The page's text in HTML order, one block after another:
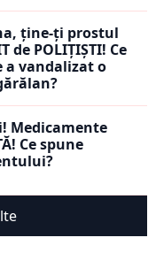
ţine-ţi prostul
de POLIȚIȘTI! Ce
a vandalizat o
Medicamente
Ce spune